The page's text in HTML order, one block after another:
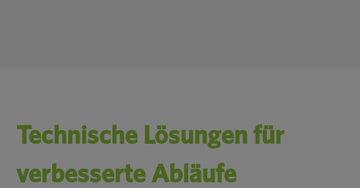
Wert: Binden
Technische Lösungen für
verbesserte Abläufe